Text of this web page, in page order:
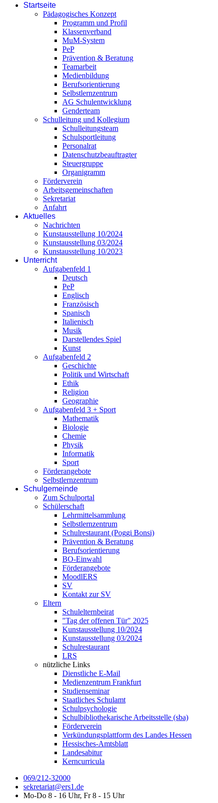
Startseite
Pädagogisches Konzept
Programm und Profil
Klassenverband
MuM-System
PeP
Prävention & Beratung
Teamarbeit
Medienbildung
Berufsorientierung
Selbstlernzentrum
AG Schulentwicklung
Genderteam
Schulleitung und Kollegium
Schulleitungsteam
Schulsportleitung
Personalrat
Datenschutzbeauftragter
Steuergruppe
Organigramm
Förderverein
Arbeitsgemeinschaften
Sekretariat
Anfahrt
Aktuelles
Nachrichten
Kunstausstellung 10/2024
Kunstausstellung 03/2024
Kunstausstellung 10/2023
Unterricht
Aufgabenfeld 1
Deutsch
PeP
Englisch
Französisch
Spanisch
Italienisch
Musik
Darstellendes Spiel
Kunst
Aufgabenfeld 2
Geschichte
Politik und Wirtschaft
Ethik
Religion
Geographie
Aufgabenfeld 3 + Sport
Mathematik
Biologie
Chemie
Physik
Informatik
Sport
Förderangebote
Selbstlernzentrum
Schulgemeinde
Zum Schulportal
Schülerschaft
Lehrmittelsammlung
Selbstlernzentrum
Schulrestaurant (Poggi Bonsi)
Prävention & Beratung
Berufsorientierung
BO-Einwahl
Förderangebote
MoodlERS
SV
Kontakt zur SV
Eltern
Schulelternbeirat
"Tag der offenen Tür" 2025
Kunstausstellung 10/2024
Kunstausstellung 03/2024
Schulrestaurant
LRS
nützliche Links
Dienstliche E-Mail
Medienzentrum Frankfurt
Studienseminar
Staatliches Schulamt
Schulpsychologie
Schulbibliothekarische Arbeitsstelle (sba)
Förderverein
Verkündungsplattform des Landes Hessen
Hessisches-Amtsblatt
Landesabitur
Kerncurricula
069/212-32000
sekretariat@ers1.de
Mo-Do 8 - 16 Uhr, Fr 8 - 15 Uhr